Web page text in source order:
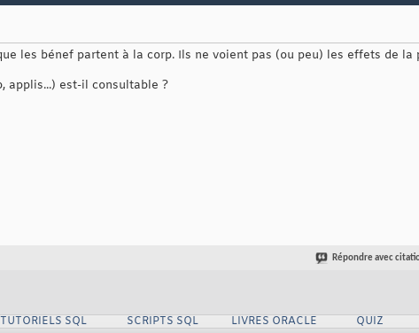
les bénef partent à la corp. Ils ne voient pas (ou peu) les effets de la
applis...) est-il consultable ?
Répondre avec
TUTORIELS SQL SCRIPTS SQL LIVRES ORACLE
QUIZ